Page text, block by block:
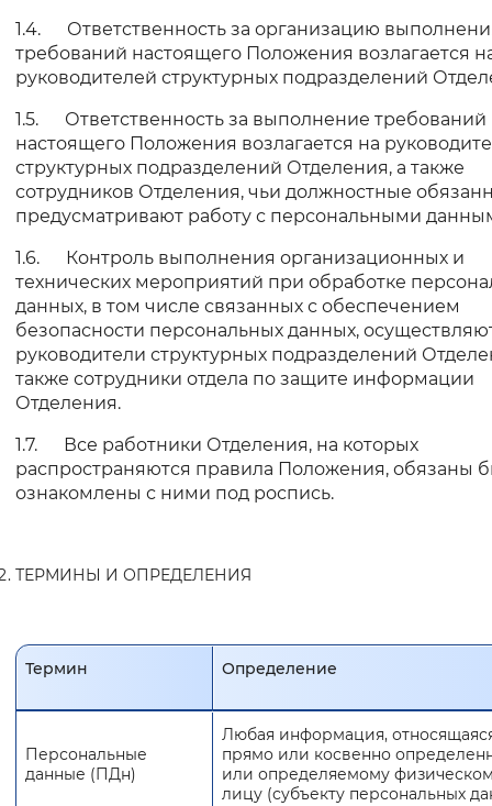
1.4. Ответственность за организацию
требований настоящего Положения возлагается
руководителей структурных подразделений
1.5. Ответственность за выполнение требований
настоящего Положения возлагается на
структурных подразделений Отделения, а также
сотрудников Отделения, чьи должностные
предусматривают работу с персональными
1.6. Контроль выполнения организационных и
технических мероприятий при обработке
данных, в том числе связанных с обеспечением
безопасности персональных данных,
руководители структурных подразделений
также сотрудники отдела по защите информации
Отделения.
1.7. Все работники Отделения, на которых
распространяются правила Положения, обязаны
ознакомлены с ними под роспись.
ТЕРМИНЫ И ОПРЕДЕЛЕНИЯ
Термин Определение
Персональные
данные (ПДн)
Любая информация,
прямо или косвенно
или определяемому
лицу (субъекту персональных